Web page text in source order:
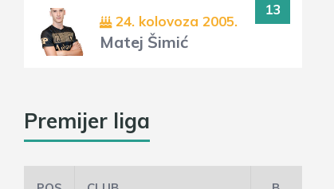
13
24. kolovoza 2005.
Matej Šimić
Premijer liga